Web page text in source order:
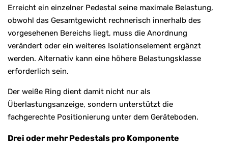
Erreicht ein einzelner Pedestal seine maximale Belastung,
obwohl das Gesamtgewicht rechnerisch innerhalb des
vorgesehenen Bereichs liegt, muss die Anordnung
verändert oder ein weiteres Isolationselement ergänzt
werden. Alternativ kann eine höhere Belastungsklasse
erforderlich sein.
Der weiße Ring dient damit nicht nur als
Überlastungsanzeige, sondern unterstützt die
fachgerechte Positionierung unter dem Geräteboden.
Drei oder mehr Pedestals pro Komponente